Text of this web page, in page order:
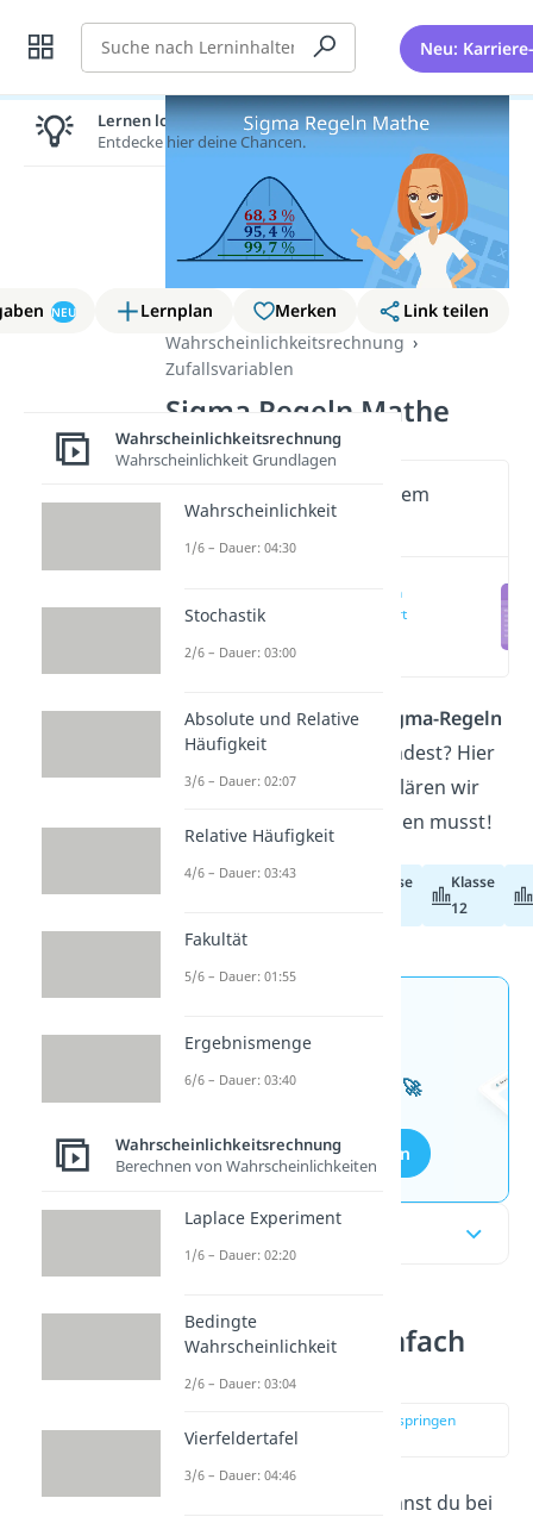
Suche Neu:
NEU Lernplan Merken
Link teilen
Wahrscheinlichkeitsrechnung
Zufallsvariablen
Sigma Regeln Mathe
Wichtige Inhalte in diesem
Video
Sigma-Regeln
einfach erklärt
Du fragst dich, was die
Sigma-Regeln
sind und wie du sie anwendest? Hier
und in unserem
erklären wir
dir alles, was du dazu wissen musst!
Klasse
Klasse
12
Wissen mit unseren
kostenlosen Aufgaben 🚀
Aufgaben entdecken
Inhaltsübersicht
Sigma-Regeln einfach
erklärt
zur Stelle im Video springen
(00:13)
kannst du bei
Lernen lohnt sich!
Entdecke hier deine Chancen.
Wahrscheinlichkeitsrechnung
Wahrscheinlichkeit Grundlagen
Wahrscheinlichkeit
1/6 – Dauer: 04:30
Stochastik
2/6 – Dauer: 03:00
Absolute und Relative
Häufigkeit
3/6 – Dauer: 02:07
Relative Häufigkeit
4/6 – Dauer: 03:43
Fakultät
5/6 – Dauer: 01:55
Ergebnismenge
6/6 – Dauer: 03:40
Wahrscheinlichkeitsrechnung
Berechnen von Wahrscheinlichkeiten
Laplace Experiment
1/6 – Dauer: 02:20
Bedingte
Wahrscheinlichkeit
2/6 – Dauer: 03:04
Vierfeldertafel
3/6 – Dauer: 04:46